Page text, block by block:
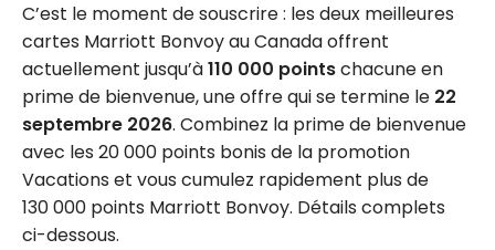
C’est le moment de souscrire : les deux meilleures
cartes Marriott Bonvoy au Canada offrent
actuellement jusqu’à110 000 pointschacune en
prime de bienvenue, une offre qui se termine le 22
septembre 2026. Combinez la prime de bienvenue
avec les 20 000 points bonis de la promotion
Vacations et vous cumulez rapidement plus de
130 000 points Marriott Bonvoy. Détails complets
ci-dessous.